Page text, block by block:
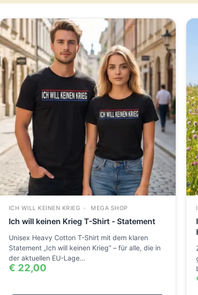
ICH WILL KEINEN KRIEG MEGA SHOP
Ich will keinen Krieg T-Shirt - Statement
Unisex Heavy Cotton T-Shirt mit dem klaren
Statement „Ich will keinen Krieg“ – für alle, die in
der aktuellen EU-Lage…
€ 22,00